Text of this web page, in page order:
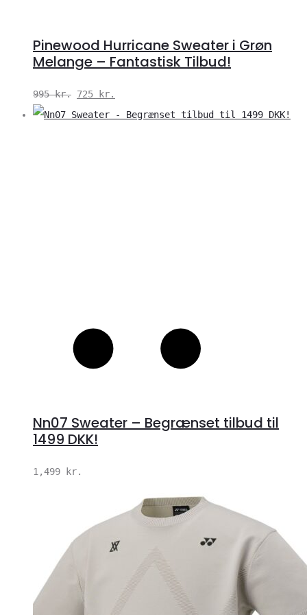
Pinewood Hurricane Sweater i Grøn
Melange – Fantastisk Tilbud!
995kr. Den
oprindelige
725 kr.
aktuelle
Nn07 Sweater – Begrænset tilbud til
1499 DKK!
1,499 kr.